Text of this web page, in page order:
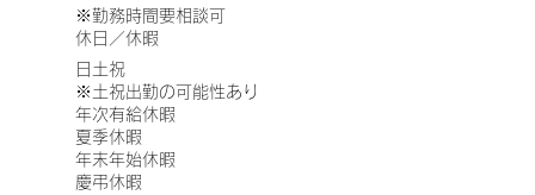
※勤務時間要相談可​
日土祝
※土祝出勤の可能性あり
年次有給休暇
夏季休暇
年末年始休暇
慶弔休暇
休日／休暇